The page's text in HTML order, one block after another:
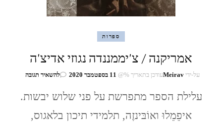
ספרות
אמריקנה / צ'יממננדה נגוזי אדיצ'ה
על-ידי Meiravעודכן בתאריך %@ 11 בספטמבר 2020 להשאיר תגובהבנושא
/
עלילת הספר מתפרשת על פני שלוש יבשות.
איפֵמֵלוּ ואוֹבּינזֶה, תלמידי תיכון בלאגוס,